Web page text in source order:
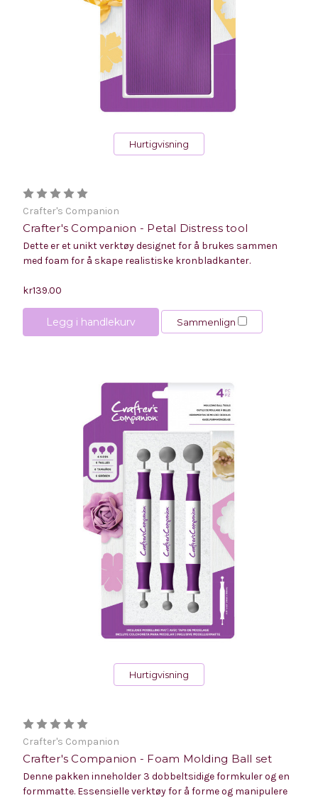
Hurtigvisning
Crafter's Companion
Crafter's Companion - Petal Distress tool
Dette er et unikt verktøy designet for å brukes sammen
med foam for å skape realistiske kronbladkanter.
kr139.00
Legg i handlekurv Sammenlign
Hurtigvisning
Crafter's Companion
Crafter's Companion - Foam Molding Ball set
Denne pakken inneholder 3 dobbeltsidige formkuler og en
formmatte. Essensielle verktøy for å forme og manipulere